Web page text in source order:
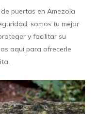
puertas en Amezola
somos tu mejor
y facilitar su
aquí para ofrecerle